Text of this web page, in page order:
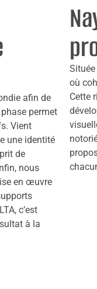
afin de
permet
Vient
une identité
de
nous
en œuvre
c’est
à la
où
Cette